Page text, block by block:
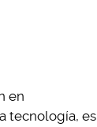
en
tecnología, es